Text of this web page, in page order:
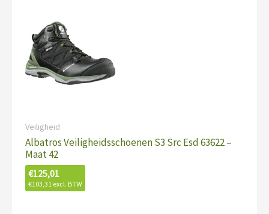
Veiligheid
Albatros Veiligheidsschoenen S3 Src Esd 63622 –
Maat 42
€125,01
€103,31 excl. BTW